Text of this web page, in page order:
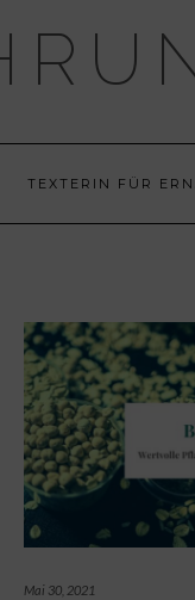
TEXTERIN FÜR
Mai 30, 2021